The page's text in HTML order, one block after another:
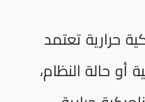
حرارية تعتمد
أو حالة النظام،